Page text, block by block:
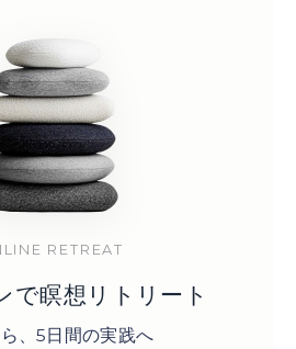
RETREAT
で瞑想リトリート
、5日間の実践へ